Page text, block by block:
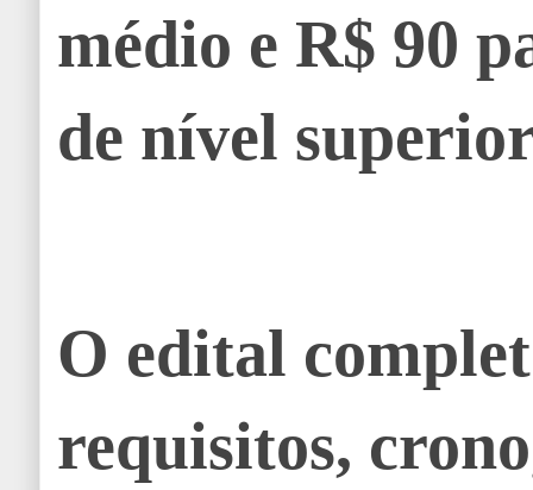
médio e R$ 90
de nível
O edital
requisitos,